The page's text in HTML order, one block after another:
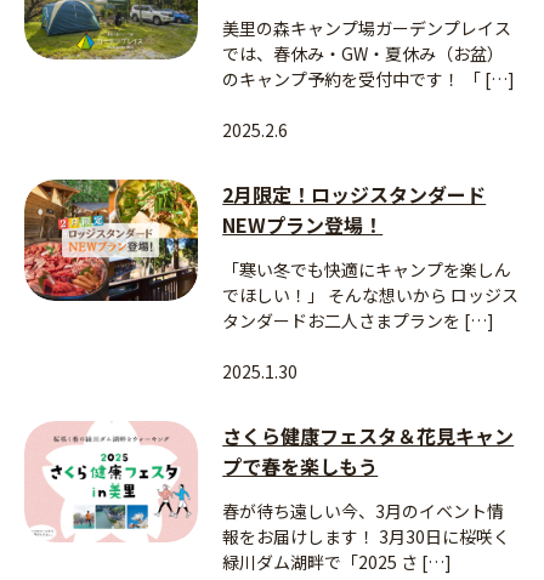
美里の森キャンプ場ガーデンプレイス
では、春休み・GW・夏休み（お盆）
のキャンプ予約を受付中です！ 「 […]
2025.2.6
2月限定！ロッジスタンダード
NEWプラン登場！
「寒い冬でも快適にキャンプを楽しん
でほしい！」 そんな想いから ロッジス
タンダードお二人さまプランを […]
2025.1.30
さくら健康フェスタ＆花見キャン
プで春を楽しもう
春が待ち遠しい今、3月のイベント情
報をお届けします！ 3月30日に桜咲く
緑川ダム湖畔で「2025 さ […]